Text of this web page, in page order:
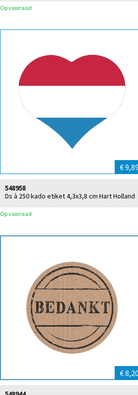
Op voorraad
€ 9,89
Ds à 250 kado etiket 4,3x3,8 cm Hart Holland
548958
Op voorraad
€ 8,20